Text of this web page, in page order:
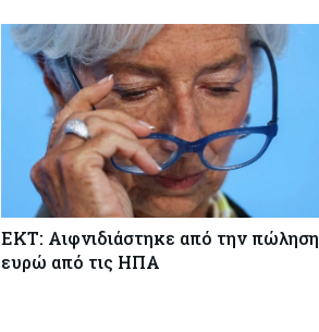
ΕΚΤ: Αιφνιδιάστηκε από την πώληση
ευρώ από τις ΗΠΑ